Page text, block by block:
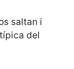
saltan i
del